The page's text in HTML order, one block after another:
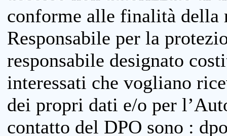
conforme alle finalità della
Responsabile per la
responsabile designato
interessati che vogliano
dei propri dati e/o per
contatto del DPO sono :